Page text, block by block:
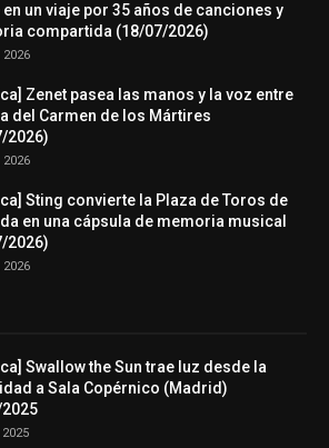
un viaje por 35 años de canciones y
compartida (18/07/2026)
2026
Zenet pasea las manos y la voz entre
del Carmen de los Mártires
2026)
2026
Sting convierte la Plaza de Toros de
en una cápsula de memoria musical
2026)
2026
Swallow the Sun trae luz desde la
a Sala Copérnico (Madrid)
2025